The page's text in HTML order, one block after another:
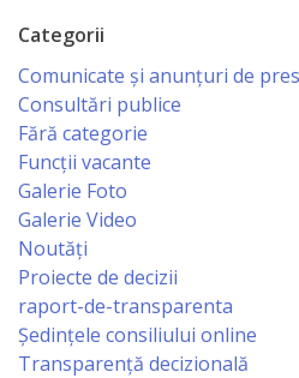
Consiliului
Consilieri
Comisii
de
specialitate
Regulamentul
Consiliului
Categorii
Comunicate și anunțuri de
Consultări publice
Fără categorie
Funcții vacante
Galerie Foto
Galerie Video
Noutăți
Proiecte de decizii
raport-de-transparenta
Ședințele consiliului online
Transparență decizională